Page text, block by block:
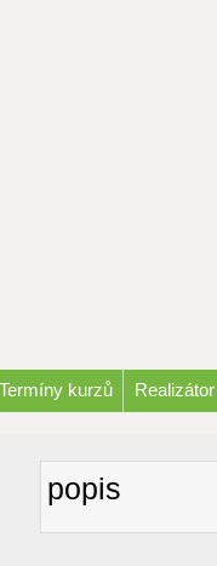
Termíny kurzů Realizátor
popis